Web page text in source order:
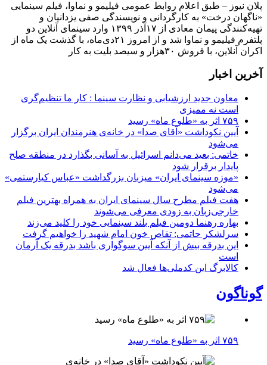
پلان نیوز – طبق اعلام روابط عمومی فیلیمو و نماوا، فیلم سینمایی
«ناگهان درخت» به کارگردانی و نویسندگی صفی یزدانیان و
تهیه‌کنندگی پیمان معادی از ۱۷آذر ۱۳۹۹ وارد سینمای آنلاین دو
پلتفرم فیلیمو و نماوا شد و از امروز ۲۱دی‌ماه، با گذشت یک ماه از
اکران آنلاین، با فروش ۳۰هزار و سیصد بلیت به کار
آخرین اخبار
معاون جدید ارزشیابی و نظارت سینما : کار ما تنظیم‌گری
است نه ممیزی
۷۵۹ اثر به «طلوع ماه» رسید
آیین نکوداشت «آقای صدا» در خانه‌ی هنرمندان ایران برگزار
می‌شود
خاتمی: بعید می‌دانم اسرائیل به آسانی بگذارد در منطقه صلح
پایدار برقرار شود
«موزه سینمای ایران» میزبان بزرگداشت «عباس کیارستمی»
می‌شود
هفت فیلم مطرح سال سینمای ایران به همراه بهترین فیلم
خارجی‌زبان به زودی معرفی می‌شوند
بهاره رهنما دومین فیلم بلند سینمایی خود را کلید می‌زند
سرلشکر حاتمی: تقاص خون امام شهید را خواهیم گرفت
این بدرقه بیش از آنکه آیین سوگواری باشد بدرقه یک آرمان
است
کالابرگ این کدملی‌ها فعال شد
گوناگون
۷۵۹ اثر به «طلوع ماه» رسید